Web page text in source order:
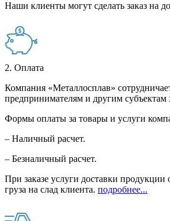
Наши клиенты могут сделать заказ на
2. Оплата
Компания «Металлосплав»
предпринимателям и другим субъектам
Формы оплаты за товары и услуги
– Наличный расчет.
– Безналичный расчет.
При заказе услуги доставки
груза на слад клиента. подробнее...